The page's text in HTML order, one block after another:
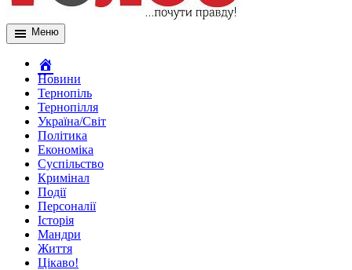
Меню
Новини
Тернопіль
Тернопілля
Україна/Світ
Політика
Економіка
Суспільство
Кримінал
Події
Персоналії
Історія
Мандри
Життя
Цікаво!